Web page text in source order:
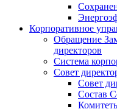
Корпоративное
Обращение
директоров
Система
Совет
Совет
Состав